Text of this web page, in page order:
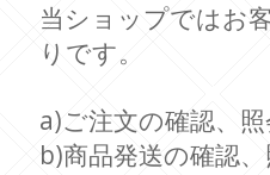
当ショップではお
りです。
a)ご注文の確認、
b)商品発送の確認